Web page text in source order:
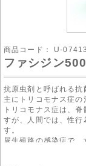
商品コード： U-07413
ファシジン
抗原虫剤と呼ばれる抗
主にトリコモナス症の
トリコモナス症は、
すが、人間では、性行
す。
尿生殖路の感染症で、
男性は排尿時に原虫